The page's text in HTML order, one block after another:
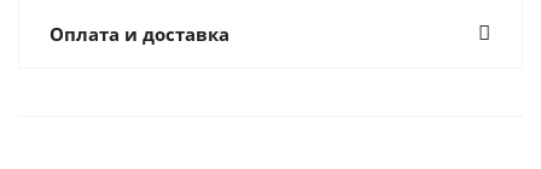
Оплата и доставка